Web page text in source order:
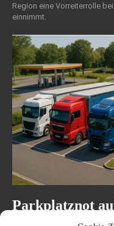
Region eine Vorreiterrolle
einnimmt.
Parkplatznot
das Fehlen